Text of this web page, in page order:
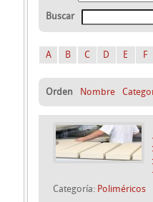
Buscar
A B C D E F
Orden Nombre
Categoría: Poliméricos